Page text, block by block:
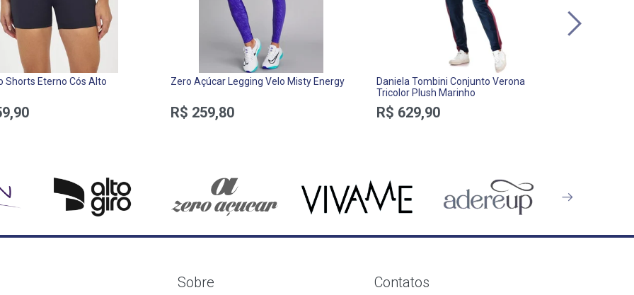
Shorts Eterno Cós Alto Zero Açúcar Legging Velo Misty Energy
R$ 259,80
Daniela Tombini Conjunto Verona
Tricolor Plush Marinho
R$ 629,90
Contatos
Sobre